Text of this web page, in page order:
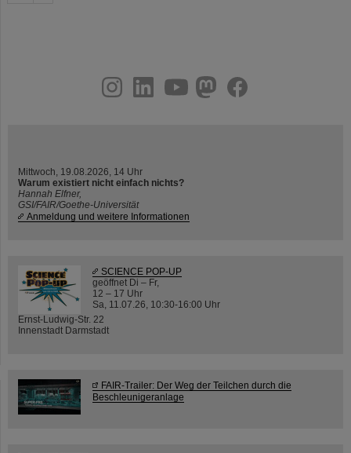
youtube
helmholtz.social
facebook
Mittwoch, 19.08.2026, 14 Uhr
Warum existiert nicht einfach nichts?
Hannah Elfner,
GSI/FAIR/Goethe-Universität
Anmeldung und weitere Informationen
SCIENCE POP-UP
geöffnet Di – Fr,
12 – 17 Uhr
Sa, 11.07.26, 10:30-16:00 Uhr
Ernst-Ludwig-Str. 22
Innenstadt Darmstadt
FAIR-Trailer: Der Weg der Teilchen durch die
Beschleunigeranlage